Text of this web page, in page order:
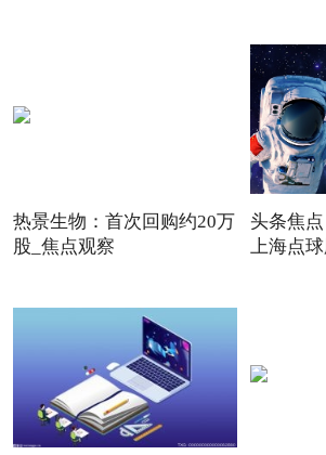
热景生物：首次回购约20万
股_焦点观察
头条焦
上海点